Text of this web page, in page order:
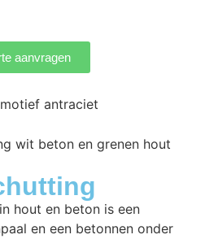
aanvragen
in hout en beton is een
en een betonnen onder